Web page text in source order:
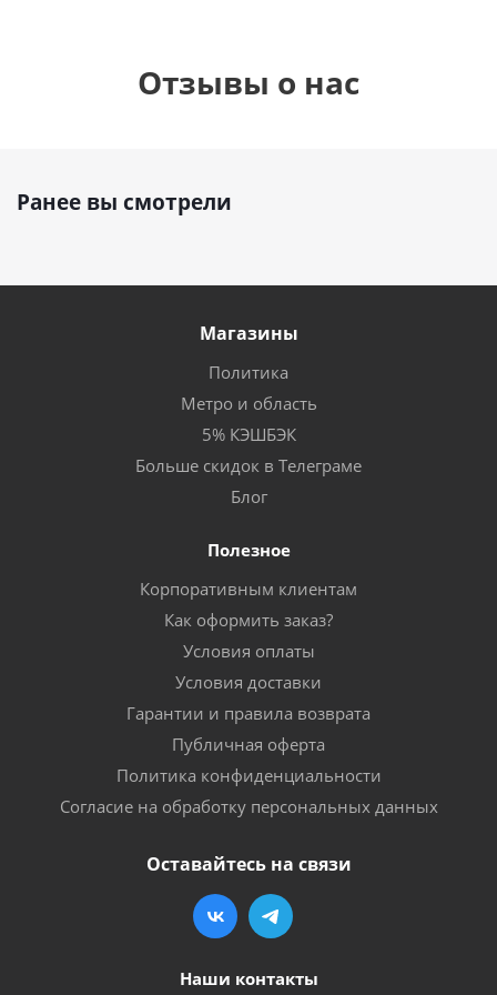
Отзывы о нас
Ранее вы смотрели
Магазины
Политика
Метро и область
5% КЭШБЭК
Больше скидок в Телеграме
Блог
Полезное
Корпоративным клиентам
Как оформить заказ?
Условия оплаты
Условия доставки
Гарантии и правила возврата
Публичная оферта
Политика конфиденциальности
Согласие на обработку персональных данных
Оставайтесь на связи
Наши контакты